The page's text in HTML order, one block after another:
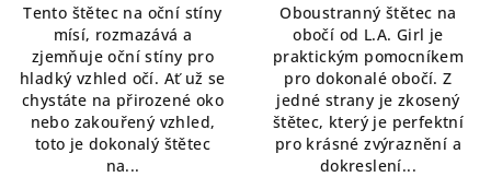
z
5
hvězdiček.
Tento štětec na oční stíny
mísí, rozmazává a
zjemňuje oční stíny pro
hladký vzhled očí. Ať už se
chystáte na přirozené oko
nebo zakouřený vzhled,
toto je dokonalý štětec
na...
Oboustranný štětec na
obočí od L.A. Girl je
praktickým pomocníkem
pro dokonalé obočí. Z
jedné strany je zkosený
štětec, který je perfektní
pro krásné zvýraznění a
dokreslení...